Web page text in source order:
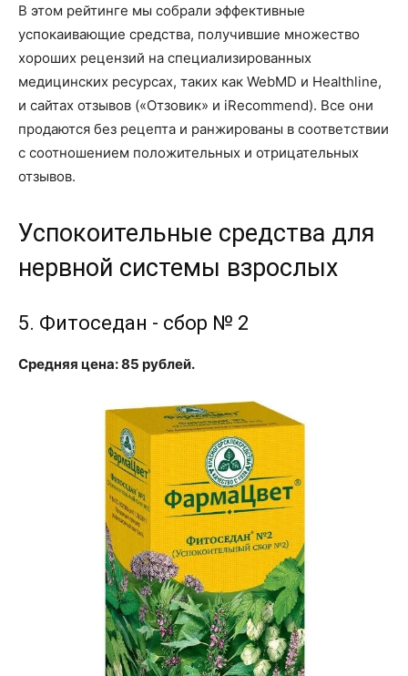
В этом рейтинге мы собрали эффективные
успокаивающие средства, получившие множество
хороших рецензий на специализированных
медицинских ресурсах, таких как WebMD и Healthline,
и сайтах отзывов («Отзовик» и iRecommend). Все они
продаются без рецепта и ранжированы в соответствии
с соотношением положительных и отрицательных
отзывов.
Успокоительные средства для
нервной системы взрослых
5. Фитоседан - сбор № 2
Средняя цена: 85 рублей.